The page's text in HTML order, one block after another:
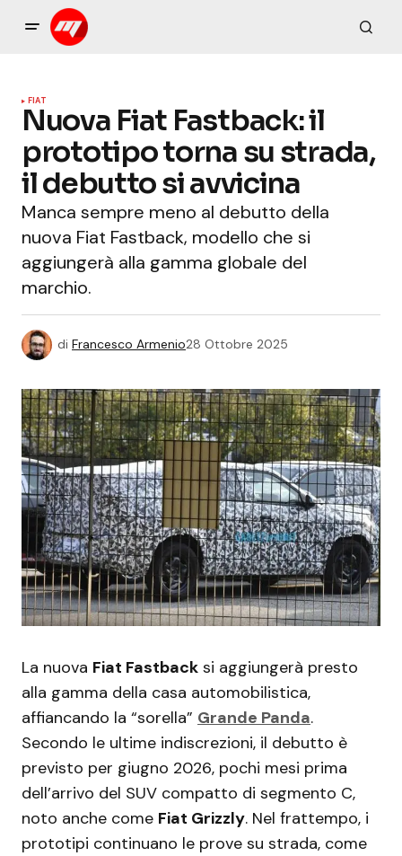
FIAT
Nuova Fiat Fastback: il
prototipo torna su strada,
il debutto si avvicina
Manca sempre meno al debutto della
nuova Fiat Fastback, modello che si
aggiungerà alla gamma globale del
marchio.
di Francesco Armenio28 Ottobre 2025
La nuova Fiat Fastback si aggiungerà presto
alla gamma della casa automobilistica,
affiancando la “sorella” Grande Panda.
Secondo le ultime indiscrezioni, il debutto è
previsto per giugno 2026, pochi mesi prima
dell’arrivo del SUV compatto di segmento C,
noto anche come Fiat Grizzly. Nel frattempo, i
prototipi continuano le prove su strada, come